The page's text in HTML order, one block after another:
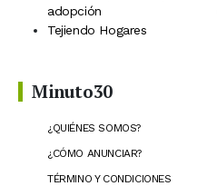
adopción
Tejiendo Hogares
Minuto30
¿QUIÉNES SOMOS?
¿CÓMO ANUNCIAR?
TÉRMINO Y CONDICIONES